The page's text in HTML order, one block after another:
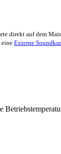
direkt auf dem
eine Externe